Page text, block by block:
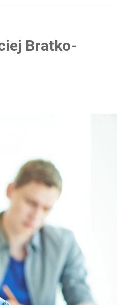
Bratko-